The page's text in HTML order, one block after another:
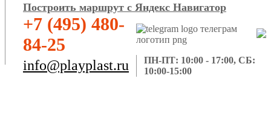
Построить маршрут с Яндекс Навигатор
+7 (495) 480-
84-25
info@playplast.ru
ПН-ПТ: 10:00 - 17:00, СБ:
10:00-15:00